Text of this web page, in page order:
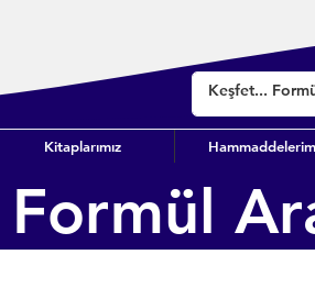
Kitaplarımız
Formül